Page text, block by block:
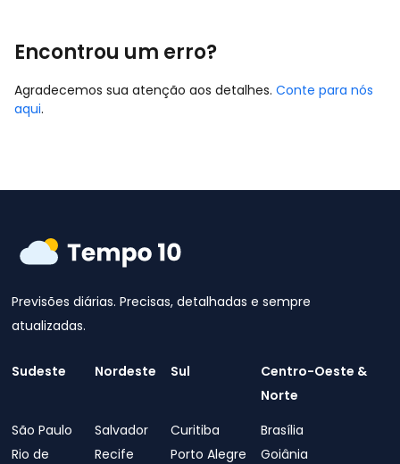
Encontrou um erro?
Agradecemos sua atenção aos detalhes. Conte para nós
aqui.
Previsões diárias. Precisas, detalhadas e sempre
atualizadas.
Sudeste
São Paulo
Rio de
Nordeste
Salvador
Recife
Sul
Curitiba
Porto Alegre
Centro-Oeste &
Norte
Brasília
Goiânia